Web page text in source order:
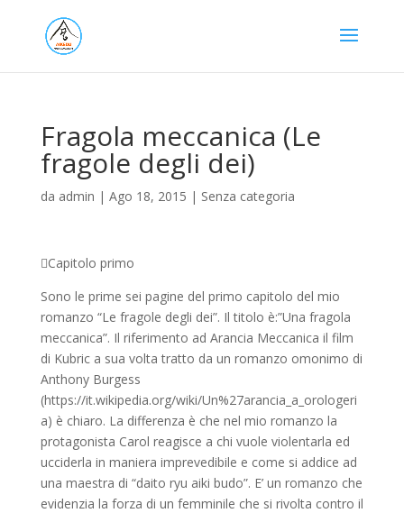
Fragola meccanica (Le
fragole degli dei)
da admin | Ago 18, 2015 | Senza categoria
Capitolo primo
Sono le prime sei pagine del primo capitolo del mio
romanzo “Le fragole degli dei”. Il titolo è:”Una fragola
meccanica”. Il riferimento ad Arancia Meccanica il film
di Kubric a sua volta tratto da un romanzo omonimo di
Anthony Burgess
(https://it.wikipedia.org/wiki/Un%27arancia_a_orologeri
a) è chiaro. La differenza è che nel mio romanzo la
protagonista Carol reagisce a chi vuole violentarla ed
ucciderla in maniera imprevedibile e come si addice ad
una maestra di “daito ryu aiki budo”. E’ un romanzo che
evidenzia la forza di un femminile che si rivolta contro il